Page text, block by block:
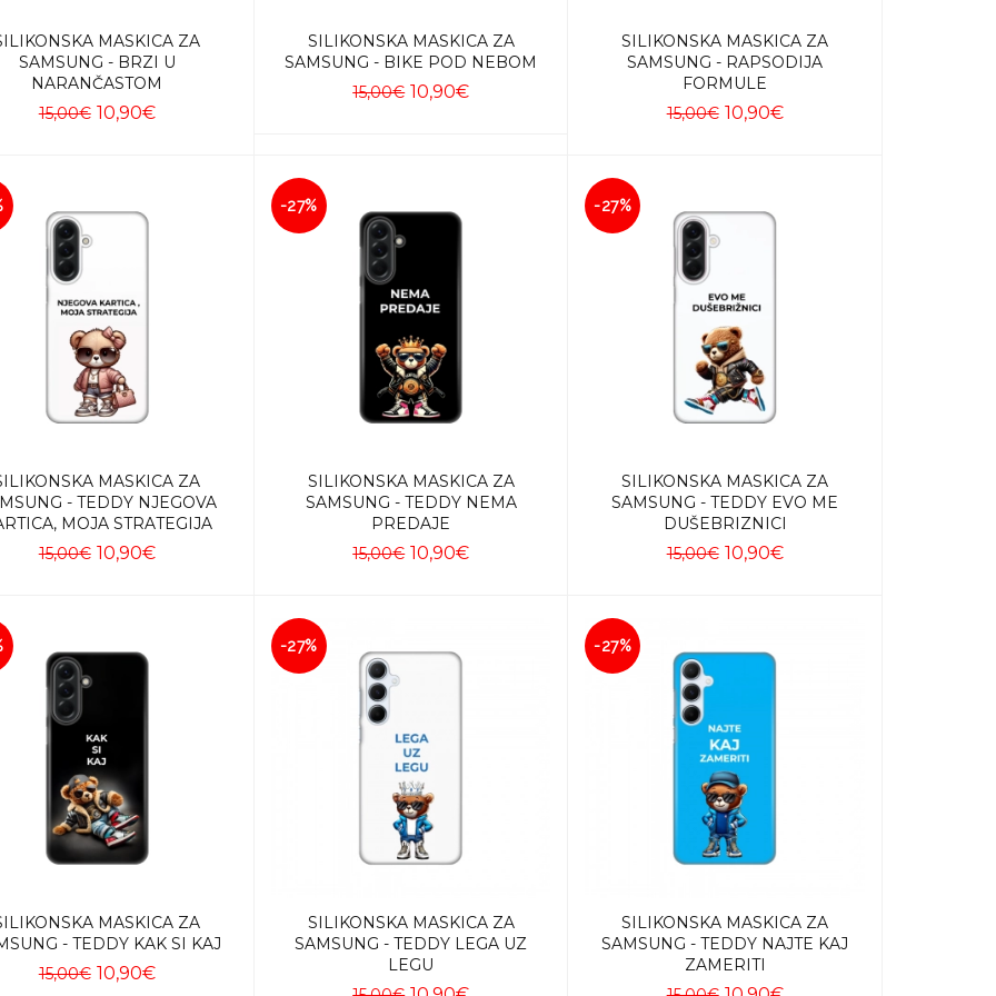
MASKICA ZA
SAMSUNG - BRZI U
NARANČASTOM
15,00€ 10,90€
SILIKONSKA MASKICA ZA
SAMSUNG - BIKE POD NEBOM
15,00€ 10,90€
SILIKONSKA MASKICA ZA
SAMSUNG - RAPSODIJA
FORMULE
15,00€ 10,90€
MASKICA ZA
- TEDDY NJEGOVA
MOJA STRATEGIJA
15,00€ 10,90€
-27%
SILIKONSKA MASKICA ZA
SAMSUNG - TEDDY NEMA
PREDAJE
15,00€ 10,90€
-27%
SILIKONSKA MASKICA ZA
SAMSUNG - TEDDY EVO ME
DUŠEBRIZNICI
15,00€ 10,90€
MASKICA ZA
- TEDDY KAK SI KAJ
15,00€ 10,90€
-27%
SILIKONSKA MASKICA ZA
SAMSUNG - TEDDY LEGA UZ
LEGU
-27%
SILIKONSKA MASKICA ZA
SAMSUNG - TEDDY NAJTE KAJ
ZAMERITI